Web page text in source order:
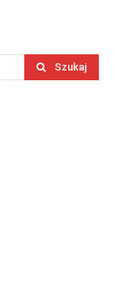
Szukaj